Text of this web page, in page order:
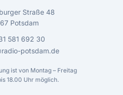
Straße 48
Potsdam
581 692 30
potsdam.de
ist von Montag – Freitag
18.00 Uhr möglich.